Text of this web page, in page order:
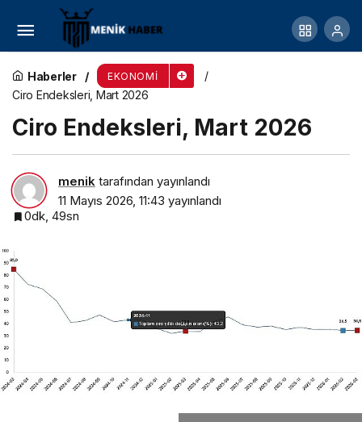
Haberler EKONOMI
Ciro Endeksleri, Mart 2026
Ciro Endeksleri, Mart 2026
menik tarafından yayınlandı
11 Mayıs 2026, 11:43 yayınlandı
0dk, 49sn
Nevşehir’de Özel Gereksinimli Bireylere İstihdam